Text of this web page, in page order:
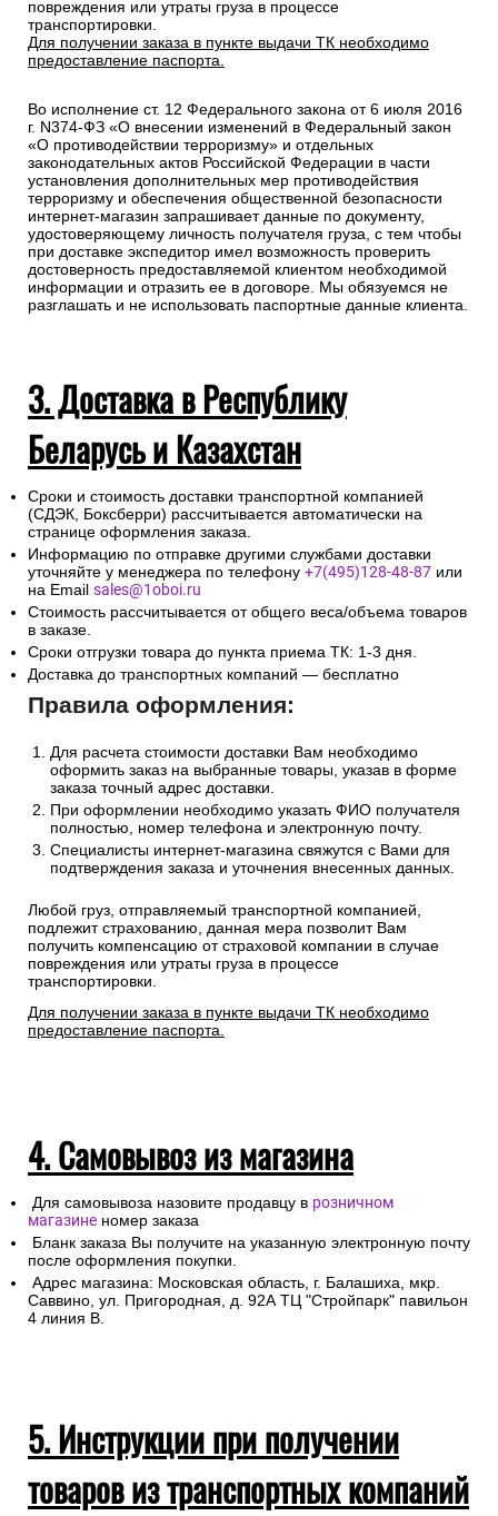
повреждения или утраты груза в процессе
транспортировки.
Для получении заказа в пункте выдачи ТК необходимо
предоставление паспорта.
Во исполнение ст. 12 Федерального закона от 6 июля 2016
г. N374-ФЗ «О внесении изменений в Федеральный закон
«О противодействии терроризму» и отдельных
законодательных актов Российской Федерации в части
установления дополнительных мер противодействия
терроризму и обеспечения общественной безопасности
интернет-магазин запрашивает данные по документу,
удостоверяющему личность получателя груза, с тем чтобы
при доставке экспедитор имел возможность проверить
достоверность предоставляемой клиентом необходимой
информации и отразить ее в договоре. Мы обязуемся не
разглашать и не использовать паспортные данные клиента.
3. Доставка в Республику
Беларусь и Казахстан
Сроки и стоимость доставки транспортной компанией
(СДЭК, Боксберри) рассчитывается автоматически на
странице оформления заказа.
Информацию по отправке другими службами доставки
уточняйте у менеджера по телефону +7(495)128-48-87 или
на Email sales@1oboi.ru
Стоимость рассчитывается от общего веса/объема товаров
в заказе.
Сроки отгрузки товара до пункта приема ТК: 1-3 дня.
Доставка до транспортных компаний — бесплатно
Правила оформления:
Для расчета стоимости доставки Вам необходимо
оформить заказ на выбранные товары, указав в форме
заказа точный адрес доставки.
При оформлении необходимо указать ФИО получателя
полностью, номер телефона и электронную почту.
Специалисты интернет-магазина свяжутся с Вами для
подтверждения заказа и уточнения внесенных данных.
Любой груз, отправляемый транспортной компанией,
подлежит страхованию, данная мера позволит Вам
получить компенсацию от страховой компании в случае
повреждения или утраты груза в процессе
транспортировки.
Для получении заказа в пункте выдачи ТК необходимо
предоставление паспорта.
4. Самовывоз из магазина
Для самовывоза назовите продавцу в розничном
магазине номер заказа
Бланк заказа Вы получите на указанную электронную почту
после оформления покупки.
Адрес магазина: Московская область, г. Балашиха, мкр.
Саввино, ул. Пригородная, д. 92А ТЦ "Стройпарк" павильон
4 линия В.
5. Инструкции при получении
товаров из транспортных компаний